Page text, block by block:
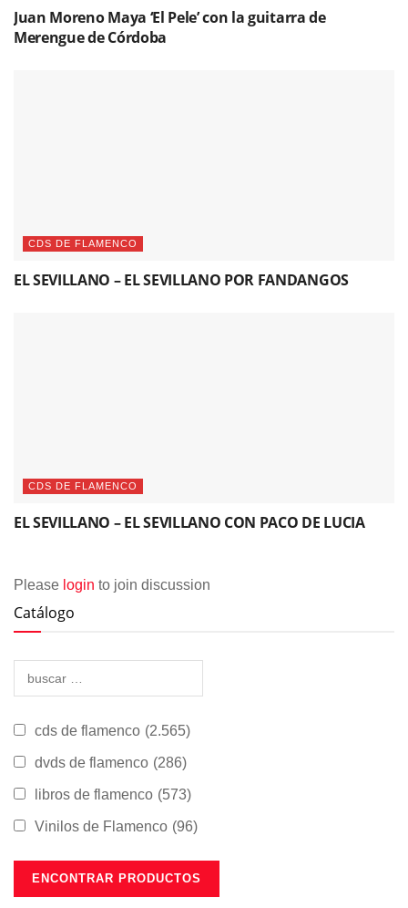
Juan Moreno Maya ‘El Pele’ con la guitarra de
Merengue de Córdoba
CDS DE FLAMENCO
EL SEVILLANO – EL SEVILLANO POR FANDANGOS
CDS DE FLAMENCO
EL SEVILLANO – EL SEVILLANO CON PACO DE LUCIA
Please login to join discussion
Catálogo
cds de flamenco (2.565)
dvds de flamenco (286)
libros de flamenco (573)
Vinilos de Flamenco (96)